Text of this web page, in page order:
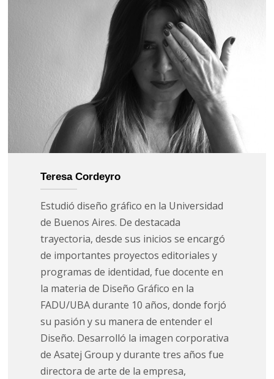
Teresa Cordeyro
Estudió diseño gráfico en la Universidad
de Buenos Aires. De destacada
trayectoria, desde sus inicios se encargó
de importantes proyectos editoriales y
programas de identidad, fue docente en
la materia de Diseño Gráfico en la
FADU/UBA durante 10 años, donde forjó
su pasión y su manera de entender el
Diseño. Desarrolló la imagen corporativa
de Asatej Group y durante tres años fue
directora de arte de la empresa,